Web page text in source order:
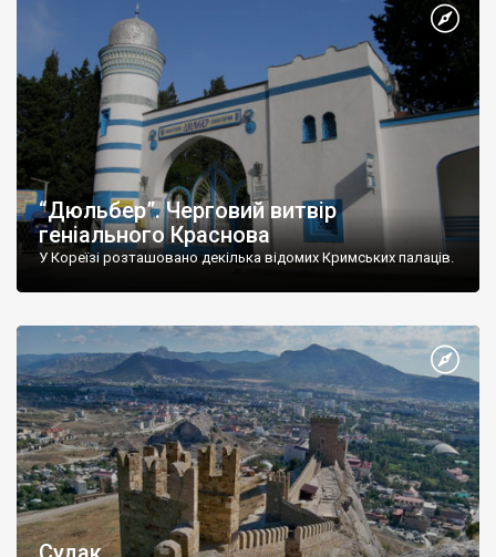
“Дюльбер”. Черговий витвір
геніального Краснова
У Кореїзі розташовано декілька відомих Кримських палаців.